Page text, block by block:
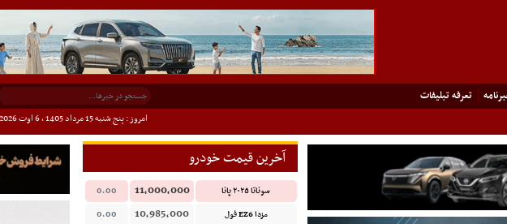
تعرفه تبلیفات
وارد گمرکات کشور شد
و زمان تحویل خودرو نیسان ترا
با مشتریان خودرو نیسان ترا
امروز : پنج شنبه 15 مرداد 1405 ، 6 اوت 2026
آخرین قیمت خودرو
سوناتا ۲۰۲۵ پانا 11,000,000
0.00
مزدا EZ6 فول
10,985,000
0.00